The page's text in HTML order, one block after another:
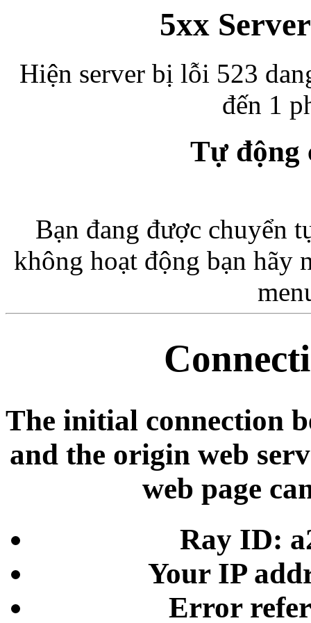
5xx
Hiện server bị lỗi 523
đến 1
Tự động
Bạn đang được chuyển
không hoạt động bạn hãy
The initial connection
and the origin web
web page
Ray ID:
Your IP
Error